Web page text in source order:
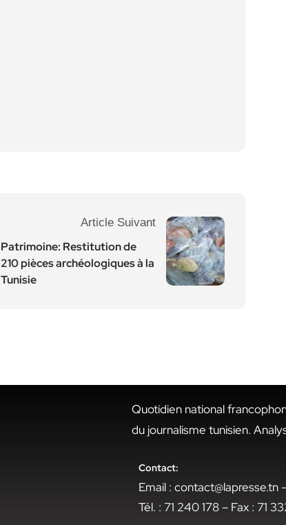
Article Suivant
Patrimoine: Restitution de
210 pièces archéologiques à la
Tunisie
Quotidien national
du journalisme tunisien.
Contact:
Email : contact@lapresse.tn
Tél. : 71 240 178 – Fax : 71